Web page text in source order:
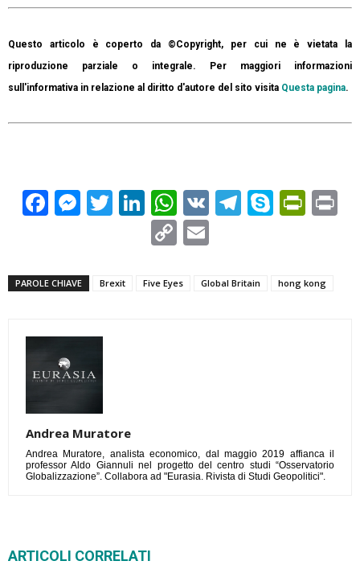
Questo articolo è coperto da ©Copyright, per cui ne è vietata la
riproduzione parziale o integrale. Per maggiori informazioni
sull'informativa in relazione al diritto d'autore del sito visita Questa pagina.
Facebook
Messenger
TwitterLinkedIn
WhatsApp
VK Telegram
Skype
Copy
PAROLE CHIAVE Brexit Five Eyes Global Britain hong kong
Andrea Muratore
Andrea Muratore, analista economico, dal maggio 2019 affianca il
professor Aldo Giannuli nel progetto del centro studi “Osservatorio
Globalizzazione”. Collabora ad "Eurasia. Rivista di Studi Geopolitici".
ARTICOLI CORRELATI